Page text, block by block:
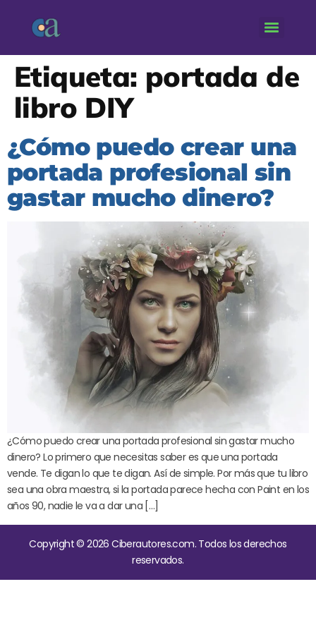
Etiqueta: portada de
libro DIY
¿Cómo puedo crear una
portada profesional sin
gastar mucho dinero?
¿Cómo puedo crear una portada profesional sin gastar mucho
dinero? Lo primero que necesitas saber es que una portada
vende. Te digan lo que te digan. Así de simple. Por más que tu libro
sea una obra maestra, si la portada parece hecha con Paint en los
años 90, nadie le va a dar una […]
Copyright © 2026 Ciberautores.com. Todos los derechos
reservados.